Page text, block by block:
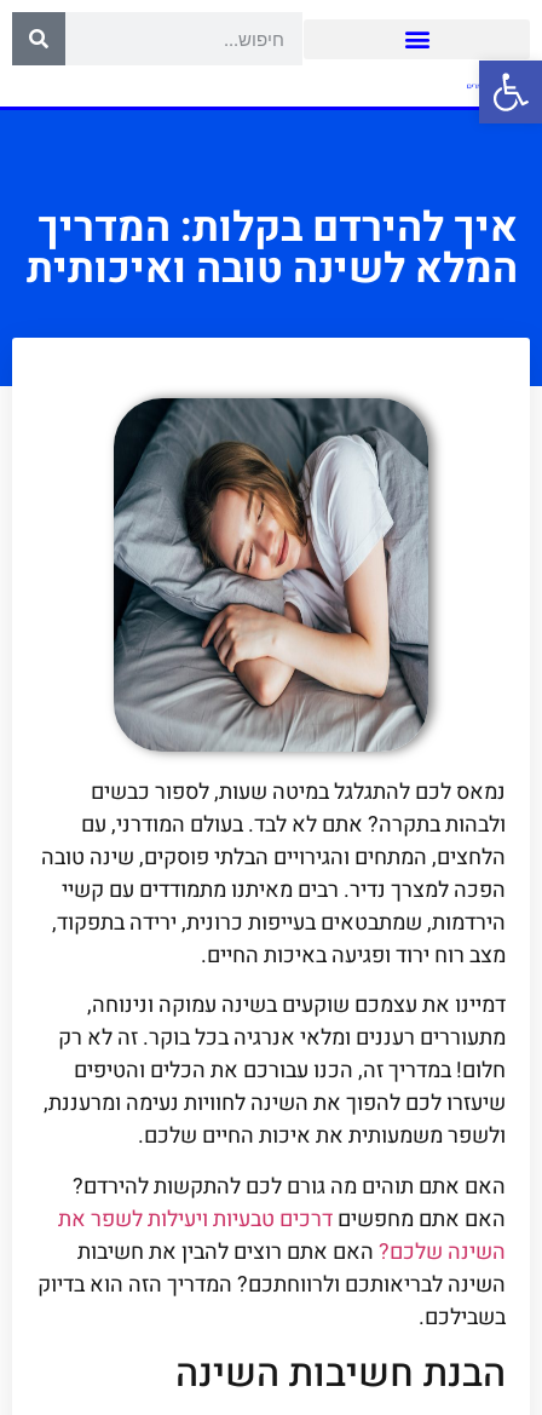
פתח סרגל נגישות
איך להירדם בקלות: המדריך
המלא לשינה טובה ואיכותית
נמאס לכם להתגלגל במיטה שעות, לספור כבשים
ולבהות בתקרה? אתם לא לבד. בעולם המודרני, עם
הלחצים, המתחים והגירויים הבלתי פוסקים, שינה טובה
הפכה למצרך נדיר. רבים מאיתנו מתמודדים עם קשיי
הירדמות, שמתבטאים בעייפות כרונית, ירידה בתפקוד,
מצב רוח ירוד ופגיעה באיכות החיים.
דמיינו את עצמכם שוקעים בשינה עמוקה ונינוחה,
מתעוררים רעננים ומלאי אנרגיה בכל בוקר. זה לא רק
חלום! במדריך זה, הכנו עבורכם את הכלים והטיפים
שיעזרו לכם להפוך את השינה לחוויות נעימה ומרעננת,
ולשפר משמעותית את איכות החיים שלכם.
האם אתם תוהים מה גורם לכם להתקשות להירדם?
האם אתם מחפשיםדרכים טבעיות ויעילות לשפר את
השינה שלכם?האם אתם רוצים להבין את חשיבות
השינה לבריאותכם ולרווחתכם? המדריך הזה הוא בדיוק
בשבילכם.
הבנת חשיבות השינה